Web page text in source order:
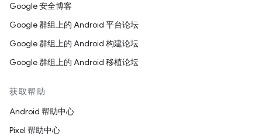
Google 安全博客
Google 群组上的 Android 平台论坛
Google 群组上的 Android 构建论坛
Google 群组上的 Android 移植论坛
获取帮助
Android 帮助中心
Pixel 帮助中心